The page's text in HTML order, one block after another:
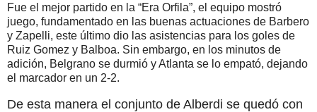
Fue el mejor partido en la “Era Orfila”, el equipo mostró
juego, fundamentado en las buenas actuaciones de Barbero
y Zapelli, este último dio las asistencias para los goles de
Ruiz Gomez y Balboa. Sin embargo, en los minutos de
adición, Belgrano se durmió y Atlanta se lo empató, dejando
el marcador en un 2-2.
De esta manera el conjunto de Alberdi se quedó con